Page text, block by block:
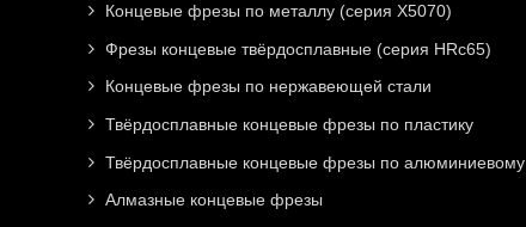
Концевые фрезы по металлу (серия X5070)
Фрезы концевые твёрдосплавные (серия HRc65)
Концевые фрезы по нержавеющей стали
Твёрдосплавные концевые фрезы по пластику
Твёрдосплавные концевые фрезы по
Алмазные концевые фрезы